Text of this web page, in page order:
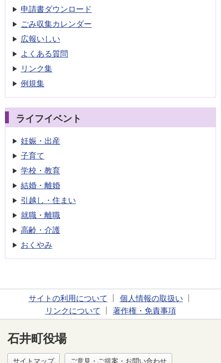
申請書ダウンロード
ごみ収集カレンダー
広報いしい
よくある質問
リンク集
例規集
ライフイベント
妊娠・出産
子育て
学校・教育
結婚・離婚
引越し・住まい
就職・離職
高齢・介護
おくやみ
サイトの利用について
個人情報の取扱い
リンクについて
著作権・免責事項
石井町役場
サイトマップ ご意見・ご提案・お問い合わせ